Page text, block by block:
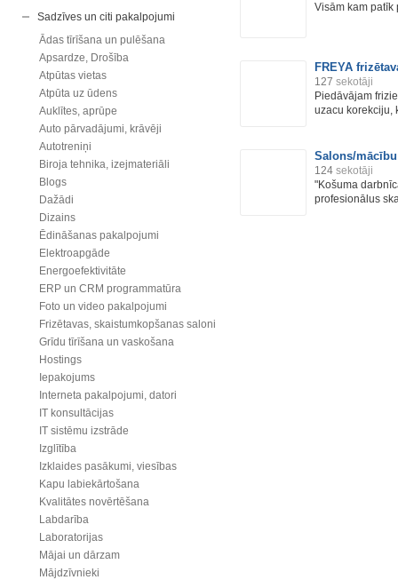
Sadzīves un citi pakalpojumi
Ādas tīrīšana un pulēšana
Apsardze, Drošība
Atpūtas vietas
Atpūta uz ūdens
Auklītes, aprūpe
Auto pārvadājumi, krāvēji
Autotreniņi
Biroja tehnika, izejmateriāli
Blogs
Dažādi
Dizains
Ēdināšanas pakalpojumi
Elektroapgāde
Energoefektivitāte
ERP un CRM programmatūra
Foto un video pakalpojumi
Frizētavas, skaistumkopšanas saloni
Grīdu tīrīšana un vaskošana
Hostings
Iepakojums
Interneta pakalpojumi, datori
IT konsultācijas
IT sistēmu izstrāde
Izglītība
Izklaides pasākumi, viesības
Kapu labiekārtošana
Kvalitātes novērtēšana
Labdarība
Laboratorijas
Mājai un dārzam
Mājdzīvnieki
Visām kam patīk
FREYA
127 sekotāji
Piedāvājam
uzacu korekciju,
Salons/
124 sekotāji
"Košuma
profesionālus